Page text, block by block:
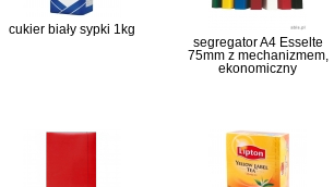
cukier biały sypki 1kg
segregator A4 Esselte
75mm z mechanizmem,
ekonomiczny